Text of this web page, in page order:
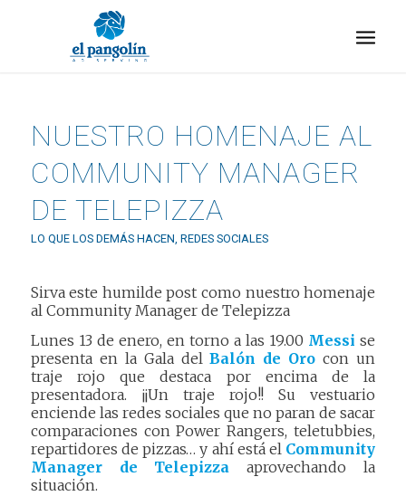
NUESTRO HOMENAJE AL
COMMUNITY MANAGER
DE TELEPIZZA
LO QUE LOS DEMÁS HACEN, REDES SOCIALES
Sirva este humilde post como nuestro homenaje
al Community Manager de Telepizza
Lunes 13 de enero, en torno a las 19.00 Messi se
presenta en la Gala delBalón de Oro con un
traje rojo que destaca por encima de la
presentadora. ¡¡Un traje rojo!! Su vestuario
enciende las redes sociales que no paran de sacar
comparaciones con Power Rangers, teletubbies,
repartidores de pizzas… y ahí está el Community
Manager de Telepizza aprovechando la
situación.